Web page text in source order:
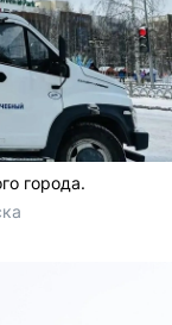
города.